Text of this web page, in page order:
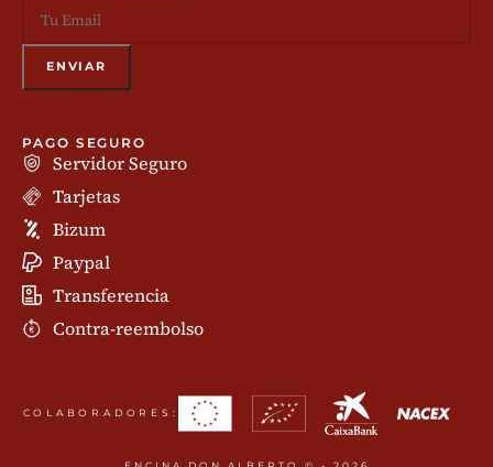
PAGO SEGURO
Servidor Seguro
Tarjetas
Bizum
Paypal
Transferencia
Contra-reembolso
COLABORADORES: